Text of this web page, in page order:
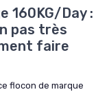
160KG/Day :
pas très
faire
flocon de marque